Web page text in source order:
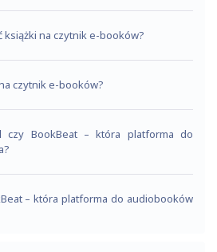
książki na czytnik e-booków?
czytnik e-booków?
czy BookBeat – która platforma do
– która platforma do audiobooków